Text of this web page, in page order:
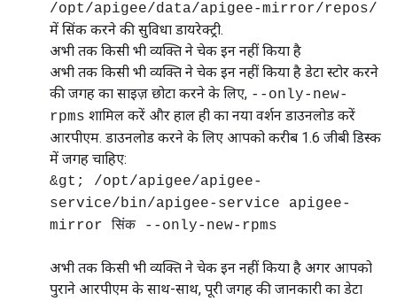
/opt/apigee/data/apigee-mirror/repos/
में सिंक करने की सुविधा डायरेक्ट्री.
अभी तक किसी भी व्यक्ति ने चेक इन नहीं किया है
अभी तक किसी भी व्यक्ति ने चेक इन नहीं किया है डेटा स्टोर करने
की जगह का साइज़ छोटा करने के लिए, --only-new-
rpms शामिल करें और हाल ही का नया वर्शन डाउनलोड करें
आरपीएम. डाउनलोड करने के लिए आपको करीब 1.6 जीबी डिस्क
में जगह चाहिए:
&gt; /opt/apigee/apigee-
service/bin/apigee-service apigee-
mirror सिंक --only-new-rpms
अभी तक किसी भी व्यक्ति ने चेक इन नहीं किया है अगर आपको
पुराने आरपीएम के साथ-साथ, पूरी जगह की जानकारी का डेटा